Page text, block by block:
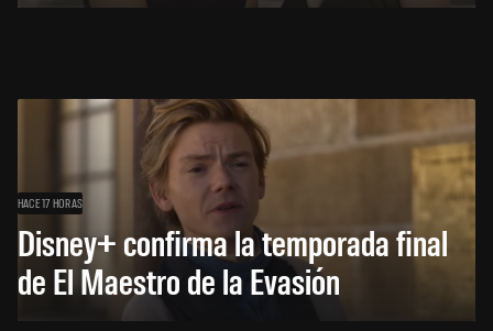
HACE 17 HORAS
Disney+ confirma la temporada final
de El Maestro de la Evasión